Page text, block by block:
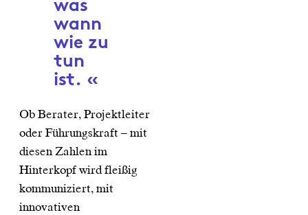
was
wann
wie zu
tun
ist.
Ob Berater, Projektleiter
oder Führungskraft – mit
diesen Zahlen im
Hinterkopf wird fleißig
kommuniziert, mit
innovativen